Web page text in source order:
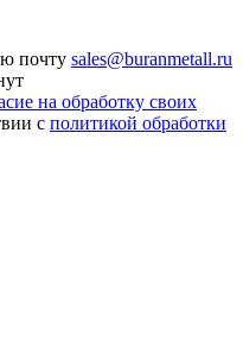
почту sales@buranmetall.ru
на обработку своих
с политикой обработки